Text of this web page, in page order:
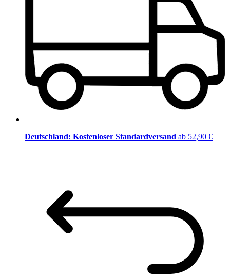
Deutschland: Kostenloser Standardversand ab 52,90 €